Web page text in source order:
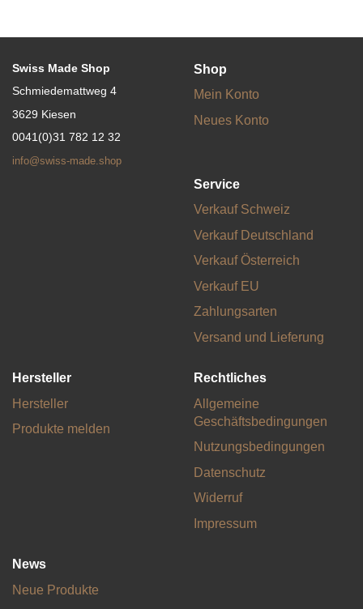
Swiss Made Shop
Schmiedemattweg 4
3629 Kiesen
0041(0)31 782 12 32
info@swiss-made.shop
Shop
Mein Konto
Neues Konto
Service
Verkauf Schweiz
Verkauf Deutschland
Verkauf Österreich
Verkauf EU
Zahlungsarten
Versand und Lieferung
Hersteller
Hersteller
Produkte melden
Rechtliches
Allgemeine
Geschäftsbedingungen
Nutzungsbedingungen
Datenschutz
Widerruf
Impressum
News
Neue Produkte